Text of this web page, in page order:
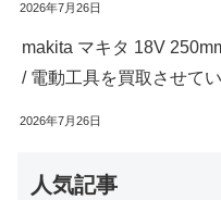
2026年7月26日
makita マキタ 18V
/ 電動工具を買取させて
2026年7月26日
人気記事